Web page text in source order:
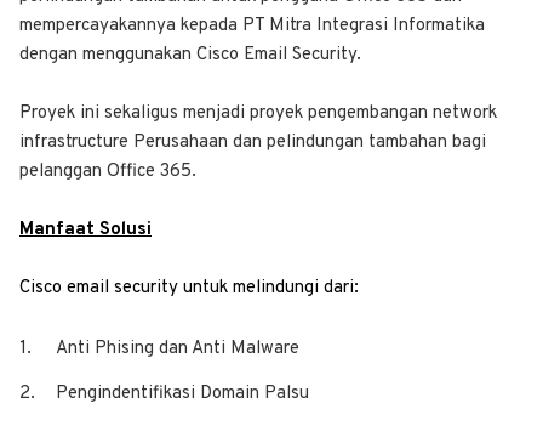
mempercayakannya kepada PT Mitra Integrasi Informatika
dengan menggunakan Cisco Email Security.
Proyek ini sekaligus menjadi proyek pengembangan network
infrastructure Perusahaan dan pelindungan tambahan bagi
pelanggan Office 365.
Manfaat Solusi
Cisco email security untuk melindungi dari:
Anti Phising dan Anti Malware
Pengindentifikasi Domain Palsu